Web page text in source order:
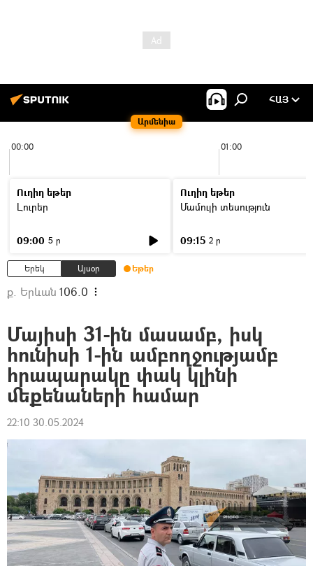
Արմենիա
ՀԱՅ
00:00 01:00
Ուղիղ եթեր
Լուրեր
09:00 5 ր
Ուղիղ եթեր
Մամուլի տեսություն
09:15 2 ր
Երեկ Այսօր Եթեր
ք. Երևան 106.0
Մայիսի 31-ին մասամբ, իսկ
հունիսի 1-ին ամբողջությամբ
հրապարակը փակ կլինի
մեքենաների համար
22:10 30.05.2024